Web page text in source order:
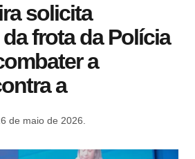
solicita
frota da Polícia
a
a
de maio de 2026.